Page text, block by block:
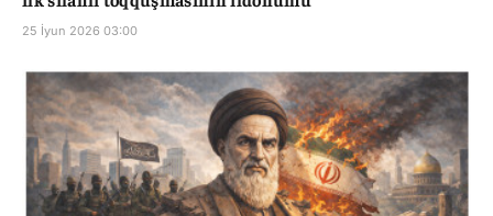
25 İyun 2026 03:00